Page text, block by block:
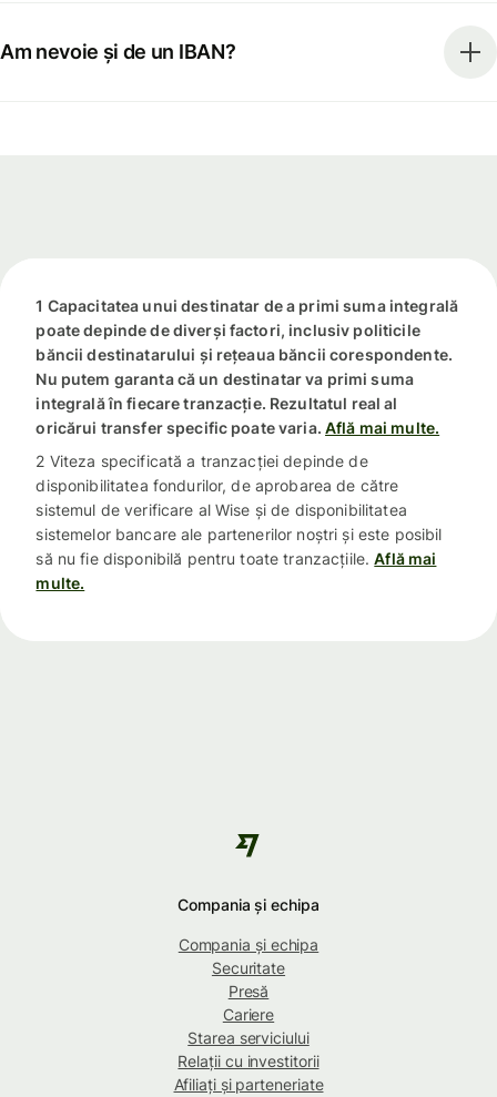
Am nevoie și de un IBAN?
1 Capacitatea unui destinatar de a primi suma integrală
poate depinde de diverși factori, inclusiv politicile
băncii destinatarului și rețeaua băncii corespondente.
Nu putem garanta că un destinatar va primi suma
integrală în fiecare tranzacție. Rezultatul real al
oricărui transfer specific poate varia. Află mai multe.
2 Viteza specificată a tranzacției depinde de
disponibilitatea fondurilor, de aprobarea de către
sistemul de verificare al Wise și de disponibilitatea
sistemelor bancare ale partenerilor noștri și este posibil
să nu fie disponibilă pentru toate tranzacțiile. Află mai
multe.
Compania și echipa
Compania și echipa
Securitate
Presă
Cariere
Starea serviciului
Relații cu investitorii
Afiliați și parteneriate